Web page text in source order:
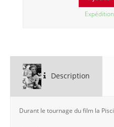
Description
Durant le tournage du film la